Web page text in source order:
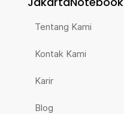
Tentang Kami
Kontak Kami
Karir
Blog